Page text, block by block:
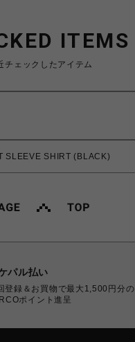
ITEMS
チェックしたアイテム
SLEEVE SHIRT (BLACK)
パル払い
登録＆お買物で最大1,500円分の
ポイント進呈